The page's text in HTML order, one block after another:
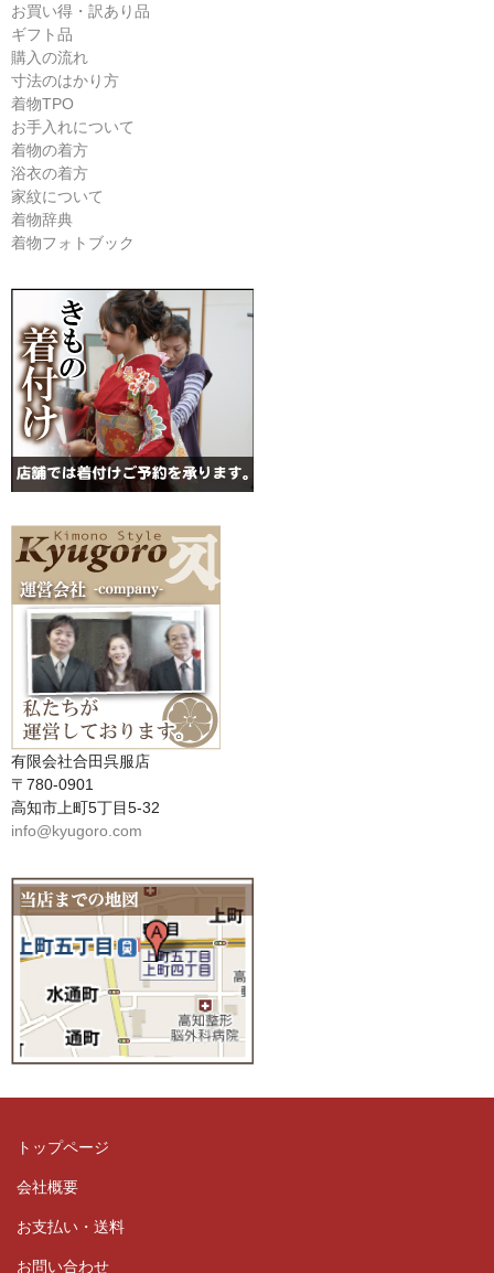
お買い得・訳あり品
ギフト品
購入の流れ
寸法のはかり方
着物TPO
お手入れについて
着物の着方
浴衣の着方
家紋について
着物辞典
着物フォトブック
有限会社合田呉服店
〒780-0901
高知市上町5丁目5-32
info@kyugoro.com
トップページ
会社概要
お支払い・送料
お問い合わせ